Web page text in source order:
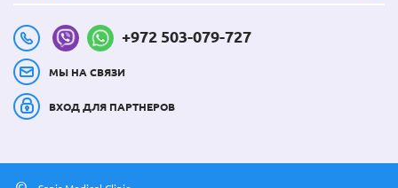
+972 503-079-727
МЫ НА СВЯЗИ
ВХОД ДЛЯ ПАРТНЕРОВ